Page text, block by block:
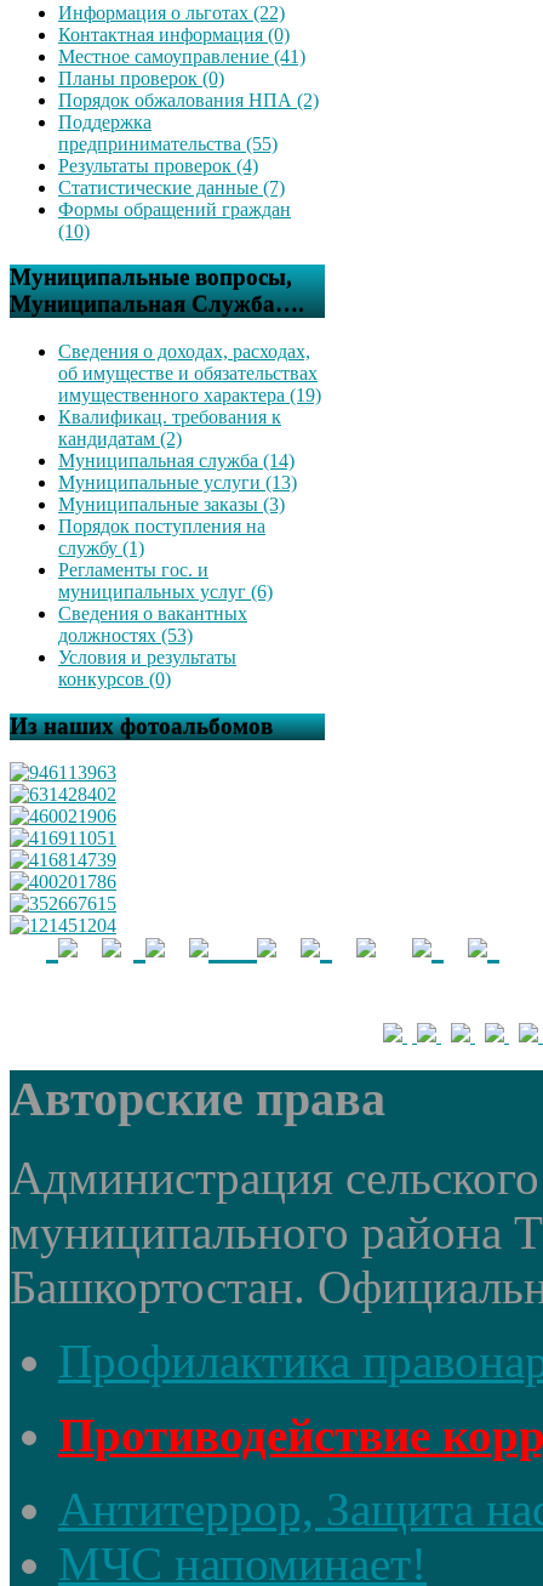
Информация о льготах (22)
Контактная информация (0)
Местное самоуправление (41)
Планы проверок (0)
Порядок обжалования НПА (2)
Поддержка
предпринимательства (55)
Результаты проверок (4)
Статистические данные (7)
Формы обращений граждан
(10)
Муниципальные вопросы,
Муниципальная Служба….
Сведения о доходах, расходах,
об имуществе и обязательствах
имущественного характера (19)
Квалификац. требования к
кандидатам (2)
Муниципальная служба (14)
Муниципальные услуги (13)
Муниципальные заказы (3)
Порядок поступления на
службу (1)
Регламенты гос. и
муниципальных услуг (6)
Сведения о вакантных
должностях (53)
Условия и результаты
конкурсов (0)
Из наших фотоальбомов
Авторские права
Администрация
муниципального района
Башкортостан.
Профилактика
Противодействие
Антитеррор, Защита
МЧС напоминает!